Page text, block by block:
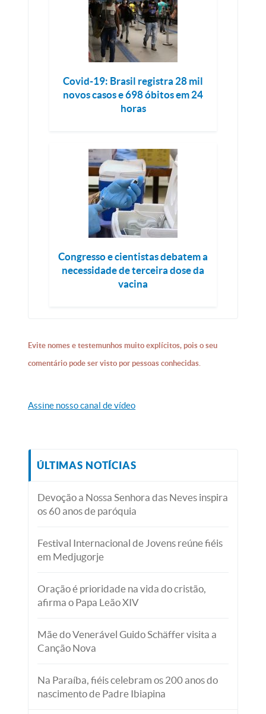
Covid-19: Brasil registra 28 mil
novos casos e 698 óbitos em 24
horas
Congresso e cientistas debatem a
necessidade de terceira dose da
vacina
Evite nomes e testemunhos muito explícitos, pois o seu
comentário pode ser visto por pessoas conhecidas.
Assine nosso canal de vídeo
ÚLTIMAS NOTÍCIAS
Devoção a Nossa Senhora das Neves inspira
os 60 anos de paróquia
Festival Internacional de Jovens reúne fiéis
em Medjugorje
Oração é prioridade na vida do cristão,
afirma o Papa Leão XIV
Mãe do Venerável Guido Schäffer visita a
Canção Nova
Na Paraíba, fiéis celebram os 200 anos do
nascimento de Padre Ibiapina